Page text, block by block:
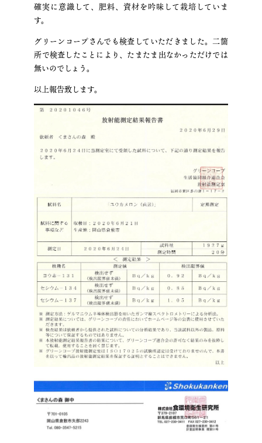
確実に意識して、肥料、資材を吟味して栽培していま
す。
グリーンコープさんでも検査していただきました。二箇
所で検査したことにより、たまたま出なかっただけでは
無いのでしょう。
以上報告致します。